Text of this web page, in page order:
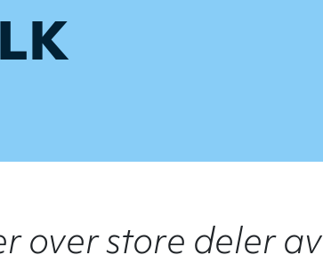
over store deler av